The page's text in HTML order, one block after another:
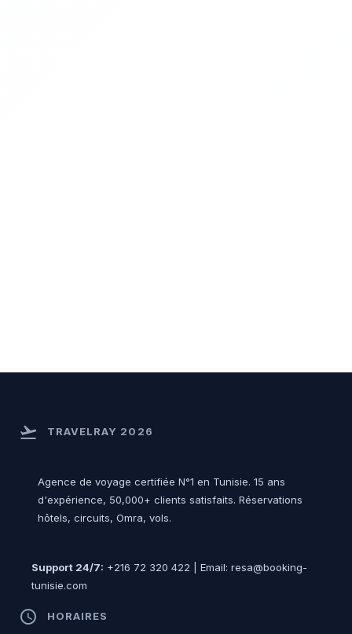
flight_takeoff TRAVELRAY 2026
Agence de voyage certifiée N°1 en Tunisie. 15 ans
d'expérience, 50,000+ clients satisfaits. Réservations
hôtels, circuits, Omra, vols.
Support 24/7: +216 72 320 422 | Email: resa@booking-
tunisie.com
access_time HORAIRES